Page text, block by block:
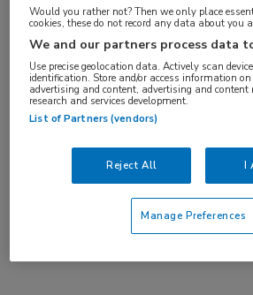
Log hier in om volledige
toegang te krijgen.
Login ofAccount maken
Would you rather not? Then we only place
cookies, these do not record any data about you
We and our partners process data
Use precise geolocation data. Actively scan
identification. Store and/or access information on
advertising and content, advertising and content
research and services development.
List of Partners (vendors)
Reject All I
Manage Preferences